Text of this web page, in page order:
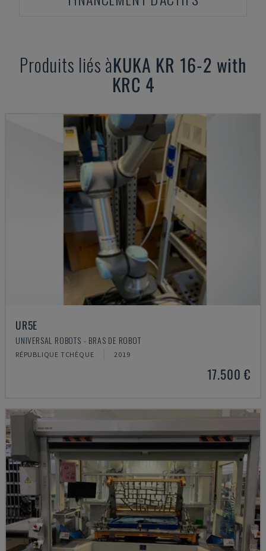
Produits liés àKUKA KR 16-2 with
KRC 4
UR5E
UNIVERSAL ROBOTS - BRAS DE ROBOT
RÉPUBLIQUE TCHÈQUE 2019
17.500 €